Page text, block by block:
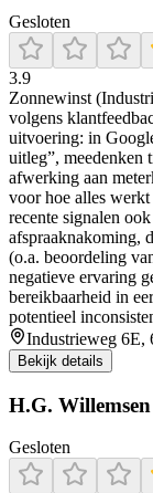
Gesloten
3.9
Zonnewinst
volgens
uitvoering: in
uitleg”, meedenken
afwerking aan
voor hoe alles
recente signalen
afspraaknakoming,
(o.a. beoordeling
negatieve ervaring
bereikbaarheid in
potentieel
Industrieweg 6E,
Bekijk details
H.G. Willemsen
Gesloten